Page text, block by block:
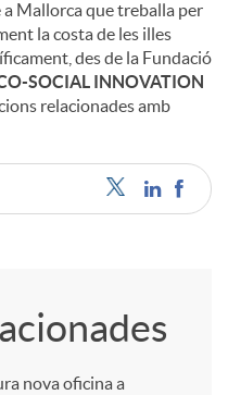
a Mallorca que treballa per
la costa de les illes
des de la Fundació
SOCIAL INNOVATION
relacionades amb
nova oficina a